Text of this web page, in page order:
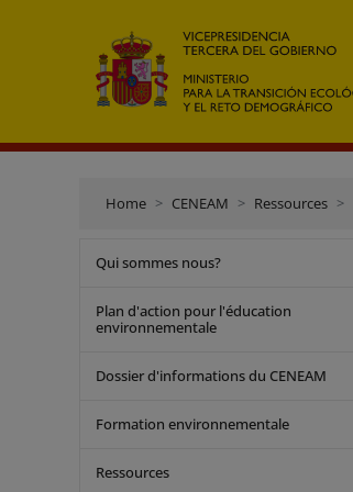
Home CENEAM Ressources
Qui sommes nous?
Plan d'action pour l'éducation
environnementale
Dossier d'informations du CENEAM
Formation environnementale
Ressources